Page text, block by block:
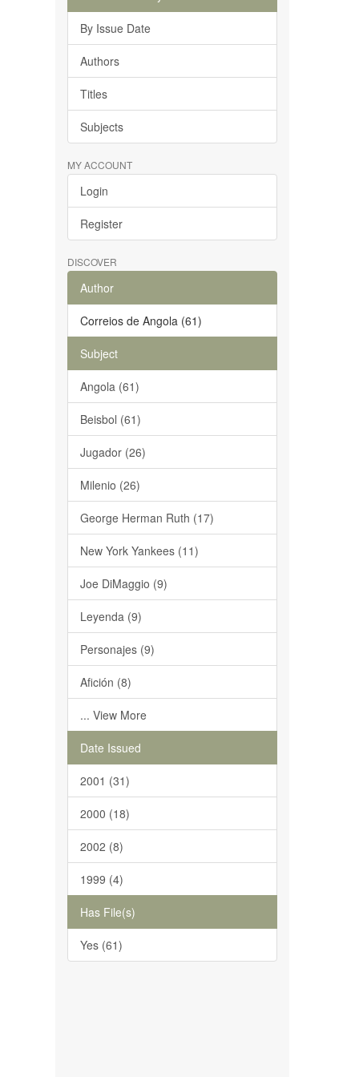
By Issue Date
Authors
Titles
Subjects
MY ACCOUNT
Login
Register
DISCOVER
Author
Correios de Angola (61)
Subject
Angola (61)
Beisbol (61)
Jugador (26)
Milenio (26)
George Herman Ruth (17)
New York Yankees (11)
Joe DiMaggio (9)
Leyenda (9)
Personajes (9)
Afición (8)
... View More
Date Issued
2001 (31)
2000 (18)
2002 (8)
1999 (4)
Has File(s)
Yes (61)